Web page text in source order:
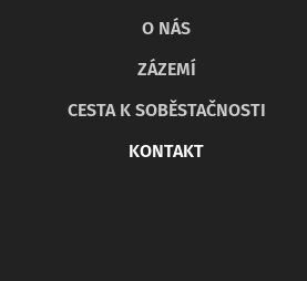
O NÁS
ZÁZEMÍ
CESTA K SOBĚSTAČNOSTI
KONTAKT